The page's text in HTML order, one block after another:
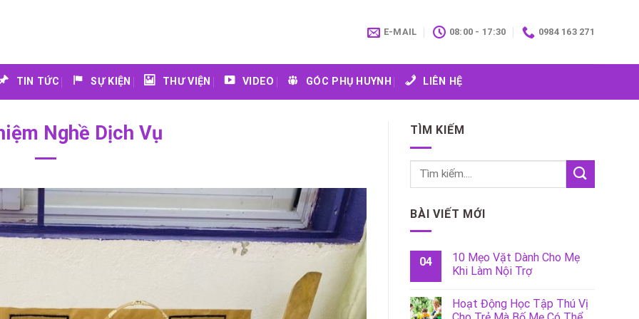
E-MAIL 08:00 - 17:30 0984 163 271
TIN TỨC SỰ KIỆN THƯ VIỆN VIDEO GÓC PHỤ HUYNH LIÊN HỆ
Nghề Dịch Vụ TÌM KIẾM
BÀI VIẾT MỚI
04
10 Mẹo Vặt Dành Cho Mẹ
Khi Làm Nội Trợ
Hoạt Động Học Tập Thú Vị